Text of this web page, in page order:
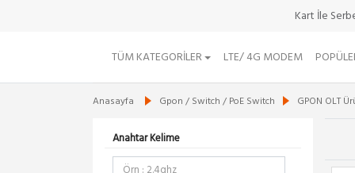
Kart İle
TÜM KATEGORILER LTE/ 4G MODEM
Anasayfa Gpon / Switch / PoE Switch GPON OLT
Anahtar Kelime